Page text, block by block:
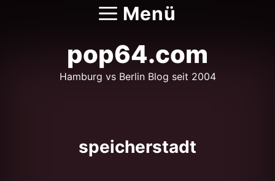
Menü
pop64.com
Hamburg vs Berlin Blog seit 2004
speicherstadt